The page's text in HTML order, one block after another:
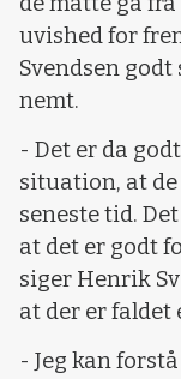
uvished for
Svendsen
nemt.
- Det er da
situation, at
seneste tid.
at det er godt
siger Henrik
at der er faldet
- Jeg kan